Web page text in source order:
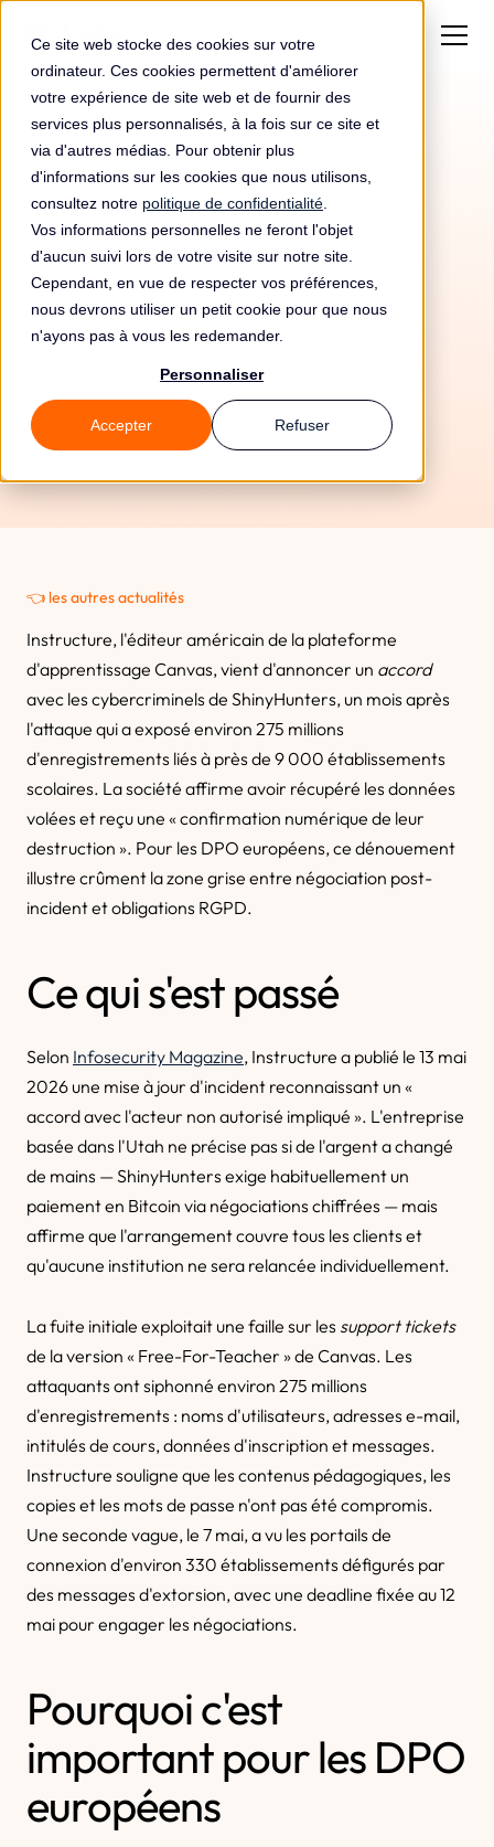
Ce site web stocke des cookies sur votre
ordinateur. Ces cookies permettent d'améliorer
votre expérience de site web et de fournir des
services plus personnalisés, à la fois sur ce site et
via d'autres médias. Pour obtenir plus
d'informations sur les cookies que nous utilisons,
consultez notre politique de confidentialité
Vos informations personnelles ne feront l'objet
d'aucun suivi lors de votre visite sur notre site.
Cependant, en vue de respecter vos préférences,
nous devrons utiliser un petit cookie pour que nous
n'ayons pas à vous les redemander.
Personnaliser
Accepter Refuser
13/5/26
👈 les autres actualités
Instructure, l'éditeur américain de la plateforme
d'apprentissage Canvas, vient d'annoncer un accord
avec les cybercriminels de ShinyHunters, un mois après
l'attaque qui a exposé environ 275 millions
d'enregistrements liés à près de 9 000 établissements
scolaires. La société affirme avoir récupéré les données
volées et reçu une « confirmation numérique de leur
destruction ». Pour les DPO européens, ce dénouement
illustre crûment la zone grise entre négociation post-
incident et obligations RGPD.
Ce qui s'est passé
Selon Infosecurity Magazine, Instructure a publié le 13 mai
2026 une mise à jour d'incident reconnaissant un «
accord avec l'acteur non autorisé impliqué ». L'entreprise
basée dans l'Utah ne précise pas si de l'argent a changé
de mains — ShinyHunters exige habituellement un
paiement en Bitcoin via négociations chiffrées — mais
affirme que l'arrangement couvre tous les clients et
qu'aucune institution ne sera relancée individuellement.
La fuite initiale exploitait une faille sur les support tickets
de la version « Free-For-Teacher » de Canvas. Les
attaquants ont siphonné environ 275 millions
d'enregistrements : noms d'utilisateurs, adresses e-mail,
intitulés de cours, données d'inscription et messages.
Instructure souligne que les contenus pédagogiques, les
copies et les mots de passe n'ont pas été compromis.
Une seconde vague, le 7 mai, a vu les portails de
connexion d'environ 330 établissements défigurés par
des messages d'extorsion, avec une deadline fixée au 12
mai pour engager les négociations.
Pourquoi c'est
important pour les DPO
européens